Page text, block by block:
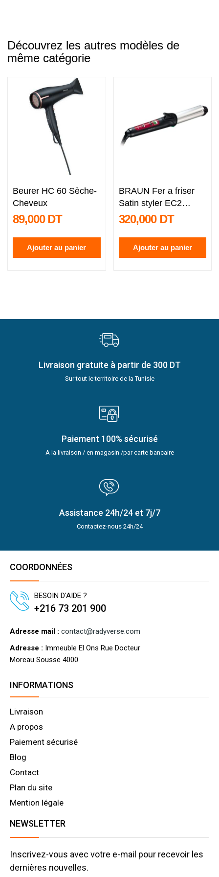
Découvrez les autres modèles de
même catégorie
Beurer HC 60 Sèche-
Cheveux
89,000 DT
Ajouter au panier
BRAUN Fer a friser
Satin styler EC2
Colour
320,000 DT
Ajouter au panier
Livraison gratuite à partir de 300 DT
Sur tout le territoire de la Tunisie
Paiement 100% sécurisé
A la livraison / en magasin /par carte bancaire
Assistance 24h/24 et 7j/7
Contactez-nous 24h/24
COORDONNÉES
BESOIN D'AIDE ?
+216 73 201 900
Adresse mail : contact@radyverse.com
Adresse : Immeuble El Ons Rue Docteur
Moreau Sousse 4000
INFORMATIONS
Livraison
A propos
Paiement sécurisé
Blog
Contact
Plan du site
Mention légale
NEWSLETTER
Inscrivez-vous avec votre e-mail pour recevoir les
dernières nouvelles.